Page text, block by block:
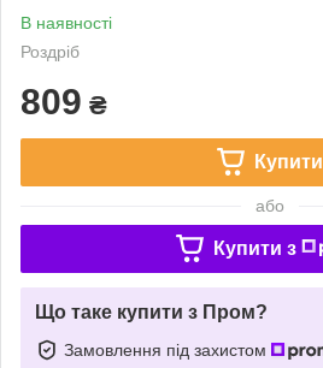
В наявності
Роздріб
809 ₴
Купити
або
Купити з
Що таке купити з Пром?
Замовлення під захистом